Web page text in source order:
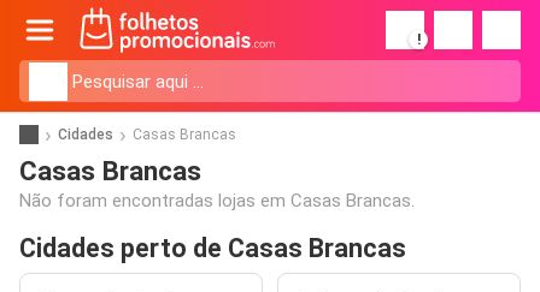
!
Cidades Casas Brancas
Casas Brancas
Não foram encontradas lojas em Casas Brancas.
Cidades perto de Casas Brancas